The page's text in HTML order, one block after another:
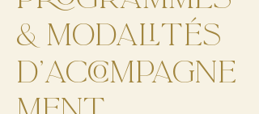
& MODALITÉS
D’ACCOMPAGNE